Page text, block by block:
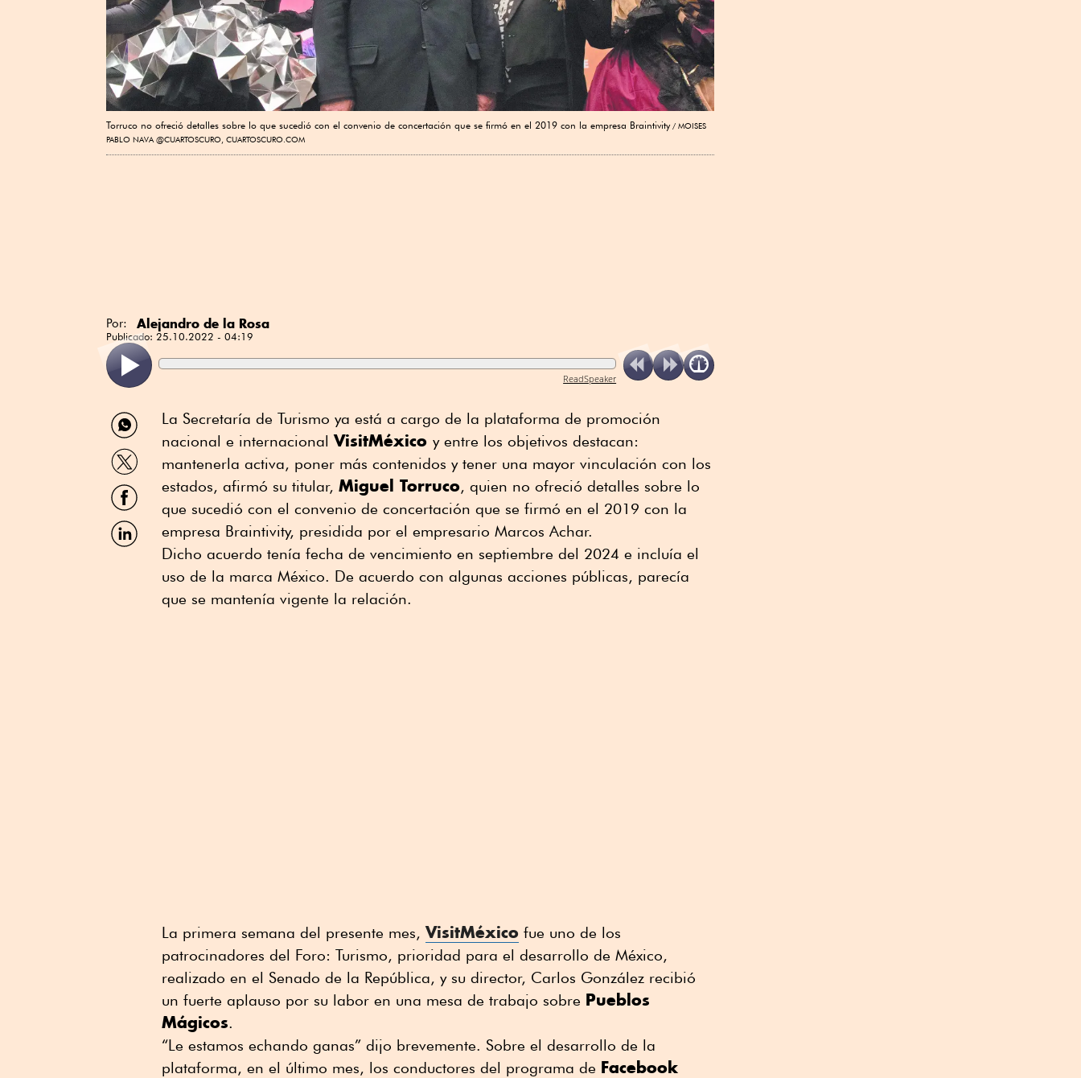
Torruco no ofreció detalles sobre lo que sucedió con el convenio de concertación que se firmó en el 2019 con la empresa Braintivity
MOISES
PABLO NAVA @CUARTOSCURO, CUARTOSCURO.COM
Por: Alejandro de la Rosa
Publicado: 25.10.2022 - 04:19
ReadSpeaker
Compartir
por
WhatsApp
Compartir
por
Twitter
Compartir
por
Facebook
Compartir
por
La Secretaría de Turismo ya está a cargo de la plataforma de promoción
nacional e internacionalVisitMéxico y entre los objetivos destacan:
mantenerla activa, poner más contenidos y tener una mayor vinculación con los
estados, afirmó su titular, Miguel Torruco, quien no ofreció detalles sobre lo
que sucedió con el convenio de concertación que se firmó en el 2019 con la
empresa Braintivity, presidida por el empresario Marcos Achar.
Dicho acuerdo tenía fecha de vencimiento en septiembre del 2024 e incluía el
uso de la marca México. De acuerdo con algunas acciones públicas, parecía
que se mantenía vigente la relación.
La primera semana del presente mes, VisitMéxico fue uno de los
patrocinadores del Foro: Turismo, prioridad para el desarrollo de México,
realizado en el Senado de la República, y su director, Carlos González recibió
un fuerte aplauso por su labor en una mesa de trabajo sobre Pueblos
Mágicos.
“Le estamos echando ganas” dijo brevemente. Sobre el desarrollo de la
plataforma, en el último mes, los conductores del programa de Facebook